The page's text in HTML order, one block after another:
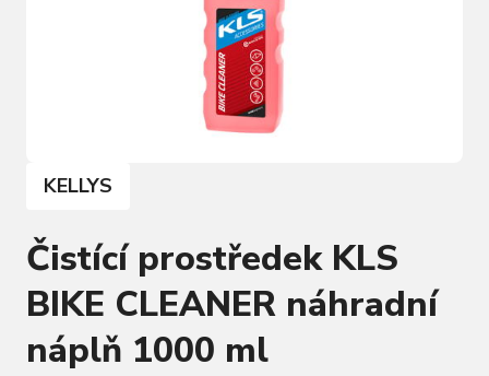
KELLYS
Čistící prostředek KLS
BIKE CLEANER náhradní
náplň 1000 ml